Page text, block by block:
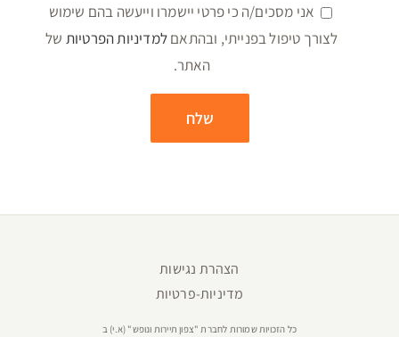
אני מסכים/ה כי פרטי יישמרו וייעשה בהם שימוש
לצורך טיפול בפנייתי, ובהתאםלמדיניות הפרטיות של
האתר.
הצהרת נגישות
מדיניות-פרטיות
כל הזכויות שמורות לחברת "צפון תיירות ונופש" (א.י) ב